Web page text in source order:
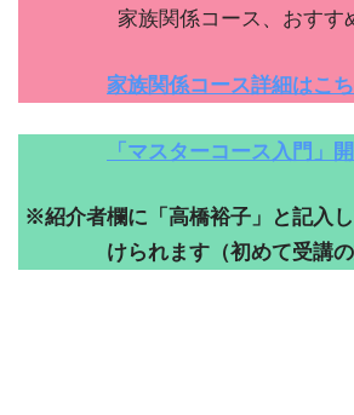
家族関係コース、おすす
家族関係コース詳細はこち
「マスターコース入門」
※紹介者欄に「高橋裕子」と記入
けられます（初めて受講の